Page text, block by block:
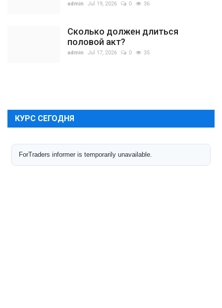
admin Jul 19, 2026 0 36
Сколько должен длиться
половой акт?
admin Jul 17, 2026 0 35
КУРС СЕГОДНЯ